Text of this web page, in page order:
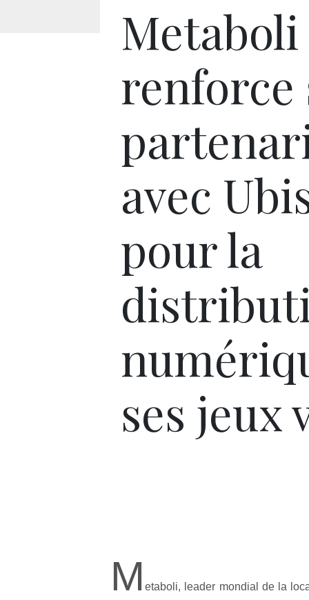
Metaboli
renforce
avec
pour la
ses jeux
M etaboli, leader mondial de la